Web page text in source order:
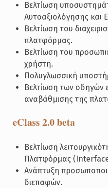
Βελτίωση
Αυτοαξιολόγησης και
Βελτίωση του
πλατφόρμας.
Βελτίωση του
χρήστη.
Πολυγλωσσική
Βελτίωση των οδηγών
αναβάθμισης της
eClass 2.0 beta
Βελτίωση
Πλατφόρμας
Ανάπτυξη
διεπαφών.